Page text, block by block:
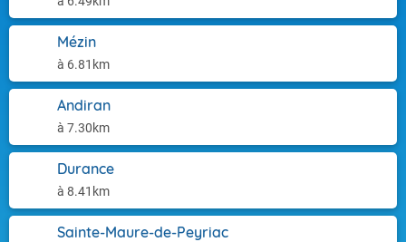
Mézin
à 6.81km
Andiran
à 7.30km
Durance
à 8.41km
Sainte-Maure-de-Peyriac